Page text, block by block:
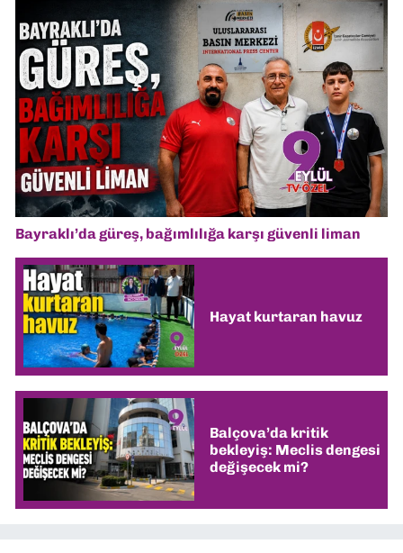
Bayraklı’da güreş, bağımlılığa karşı güvenli liman
Hayat kurtaran havuz
Balçova’da kritik
bekleyiş: Meclis dengesi
değişecek mi?